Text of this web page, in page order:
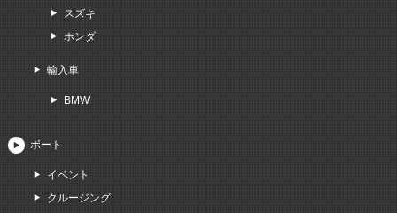
スズキ
ホンダ
輸入車
BMW
ボート
イベント
クルージング